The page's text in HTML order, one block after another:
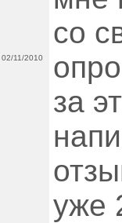
02/11/2010
со
за
уже